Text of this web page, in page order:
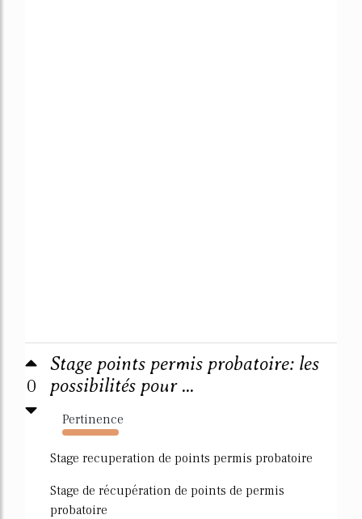
0
Stage points permis probatoire: les
possibilités pour ...
Pertinence
7504%
Stage recuperation de points permis probatoire
Stage de récupération de points de permis
probatoire